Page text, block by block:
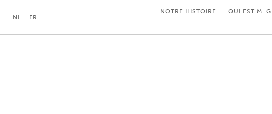
NL FR
NOTRE HISTOIRE QUI EST M.